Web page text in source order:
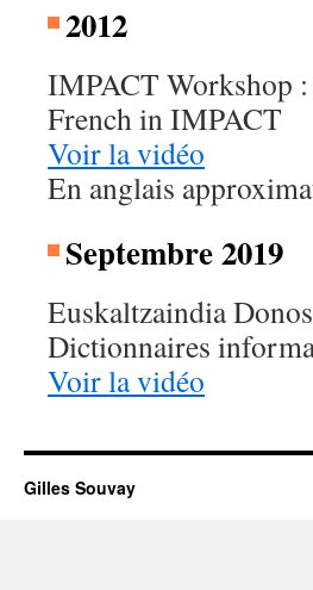
2012
IMPACT Workshop :
French in IMPACT
Voir la vidéo
En anglais
Septembre 2019
Euskaltzaindia
Dictionnaires
Voir la vidéo
Gilles Souvay